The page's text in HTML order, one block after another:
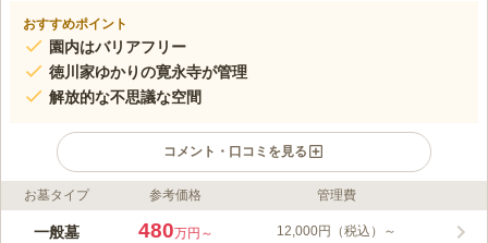
おすすめポイント
園内はバリアフリー
徳川家ゆかりの寛永寺が管理
解放的な不思議な空間
コメント・口コミを見る
ライフドット編集部のコメント
寛永寺 徳川浄苑は、徳川将軍家代々の菩提寺として知られてい
お墓タイプ 参考価格 管理費
一般墓 480万円～ 12,000円（税込）～